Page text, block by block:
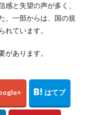
感と失望の声が多く、
、一部からは、国の規
れています。
があります。